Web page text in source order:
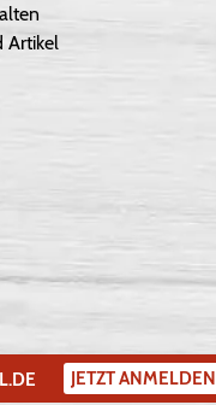
Artikel
JETZT ANMELDEN